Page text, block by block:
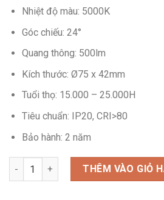
Nhiệt độ màu: 5000K
Góc chiếu: 24°
Quang thông: 500lm
Kích thước: Ø75 x 42mm
Tuổi thọ: 15.000 – 25.000H
Tiêu chuẩn: IP20, CRI>80
Bảo hành: 2 năm
Số lượng THÊM VÀO GIỎ